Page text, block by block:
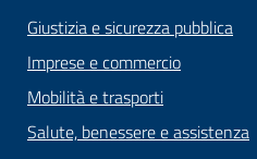
Giustizia e sicurezza pubblica
Imprese e commercio
Mobilità e trasporti
Salute, benessere e assistenza